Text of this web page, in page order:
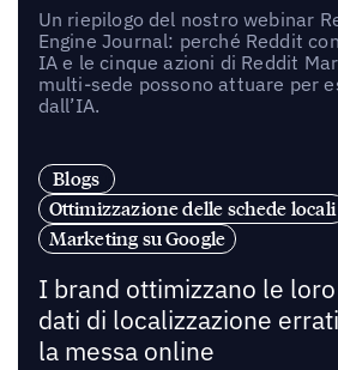
Un riepilogo del nostro webinar
Engine Journal: perché Reddit
IA e le cinque azioni di Reddit
multi-sede possono attuare per
dall’IA.
Blogs
Ottimizzazione delle schede locali
Marketing su Google
I brand ottimizzano le
dati di localizzazione
la messa online